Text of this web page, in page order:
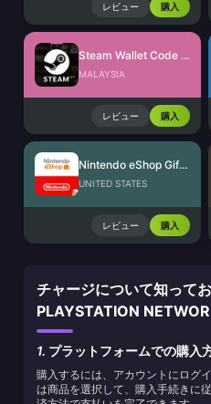
レビュー 購入
Steam Wallet Code (MYR)
MALAYSIA
レビュー 購入
Nintendo eShop Gift Card (US)
UNITED STATES
レビュー 購入
チャージについて知って
PLAYSTATION
1. プラットフォームでの購入
購入するには、アカウントにログ
は商品を選択して、購入手続きに